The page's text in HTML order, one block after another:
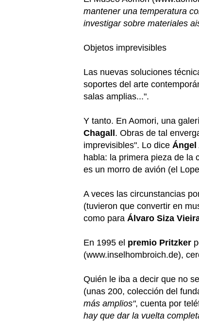
mantener una temperatura
investigar sobre materiales
Objetos imprevisibles
Las nuevas soluciones
soportes del arte
salas amplias...".
Y tanto. En Aomori, una
Chagall. Obras de tal
imprevisibles". Lo dice Ángel
habla: la primera pieza de la
es un morro de avión (el
A veces las circunstancias
(tuvieron que convertir en
como para Álvaro Siza
En 1995 el premio Pritzker
(www.inselhombroich.de),
Quién le iba a decir que no
(unas 200, colección del
más amplios", cuenta por
hay que dar la vuelta